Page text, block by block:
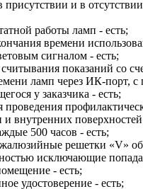
присутствии и в
работы ламп - есть;
времени
сигналом - есть;
показаний со
ламп через ИК-порт,
у заказчика - есть;
проведения
и внутренних
500 часов - есть;
решетки «V»
исключающие
- есть;
удостоверение - есть;